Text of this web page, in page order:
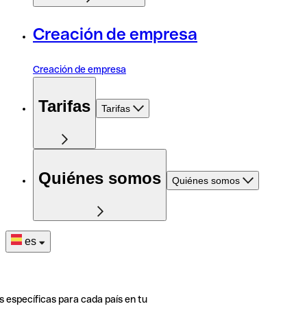
Creación de empresa
Creación de empresa
Tarifas Tarifas
Quiénes somos Quiénes somos
es
específicas para cada país en tu